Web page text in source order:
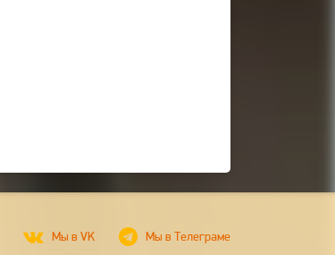
Мы в VK Мы в Телеграме